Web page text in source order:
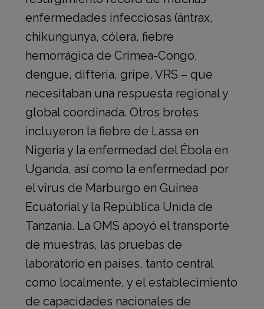
enfermedades infecciosas (ántrax,
chikungunya, cólera, fiebre
hemorrágica de Crimea-Congo,
dengue, difteria, gripe, VRS – que
necesitaban una respuesta regional y
global coordinada. Otros brotes
incluyeron la fiebre de Lassa en
Nigeria y la enfermedad del Ébola en
Uganda, así como la enfermedad por
el virus de Marburgo en Guinea
Ecuatorial y la República Unida de
Tanzania. La OMS apoyó el transporte
de muestras, las pruebas de
laboratorio en países, tanto central
como localmente, y el establecimiento
de capacidades nacionales de